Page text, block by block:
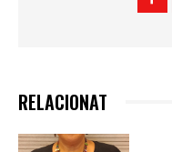
RELACIONAT